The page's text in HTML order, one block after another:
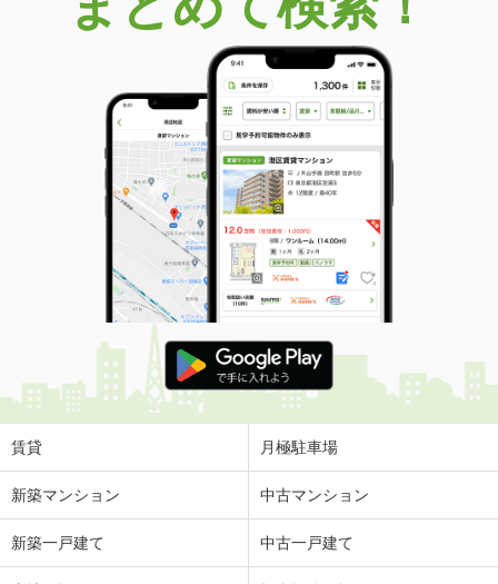
賃貸 月極駐車場
新築マンション 中古マンション
新築一戸建て 中古一戸建て